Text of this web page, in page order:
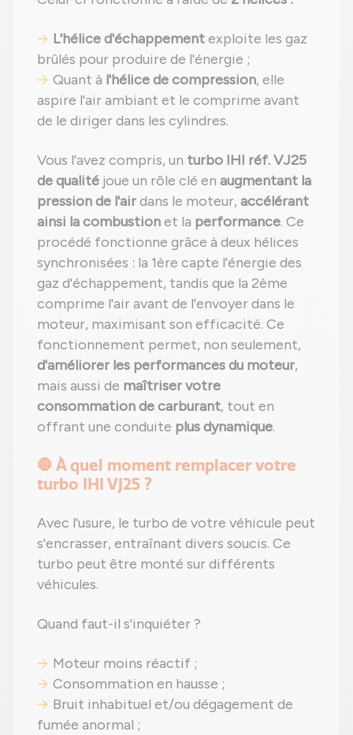
L'hélice d'échappementexploite les gaz
brûlés pour produire de l'énergie ;
Quant à l'hélice de compression, elle
aspire l'air ambiant et le comprime avant
de le diriger dans les cylindres.
Vous l'avez compris, un turbo IHI réf. VJ25
de qualité joue un rôle clé en augmentant la
pression de l'airdans le moteur, accélérant
ainsi la combustionet la performance. Ce
procédé fonctionne grâce à deux hélices
synchronisées : la 1ère capte l'énergie des
gaz d'échappement, tandis que la 2ème
comprime l'air avant de l'envoyer dans le
moteur, maximisant son efficacité. Ce
fonctionnement permet, non seulement,
d'améliorer les performances du moteur,
mais aussi de maîtriser votre
consommation de carburant, tout en
offrant une conduite plus dynamique.
🛑 À quel moment remplacer votre
turbo IHI VJ25 ?
Avec l'usure, le turbo de votre véhicule peut
s'encrasser, entraînant divers soucis. Ce
turbo peut être monté sur différents
véhicules.
Quand faut-il s'inquiéter ?
Moteur moins réactif ;
Consommation en hausse ;
Bruit inhabituel et/ou dégagement de
fumée anormal ;